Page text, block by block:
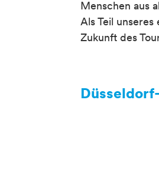
Menschen aus
Als Teil
Zukunft des